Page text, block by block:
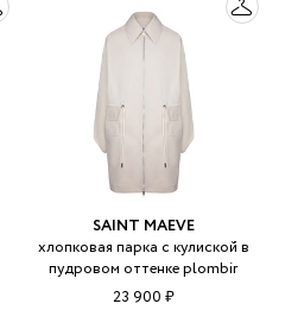
SAINT MAEVE
хлопковая парка с кулиской в
пудровом оттенке plombir
23 900 ₽